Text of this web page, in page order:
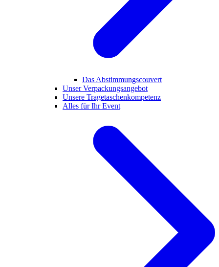
Das Abstimmungscouvert
Unser Verpackungsangebot
Unsere Tragetaschenkompetenz
Alles für Ihr Event